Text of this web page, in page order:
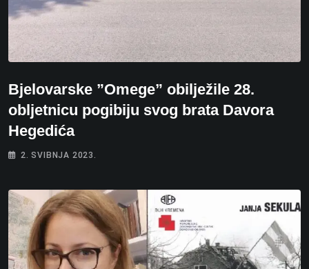
Bjelovarske ”Omege” obilježile 28.
obljetnicu pogibiju svog brata Davora
Hegedića
2. SVIBNJA 2023.